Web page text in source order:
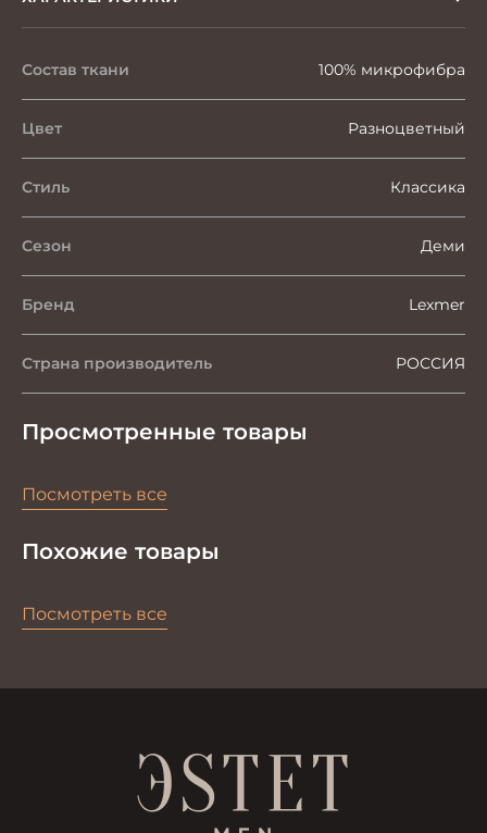
Состав ткани 100% микрофибра
Цвет Разноцветный
Стиль Классика
Сезон Деми
Бренд Lexmer
Страна производитель РОССИЯ
Просмотренные товары
Посмотреть все
Похожие товары
Посмотреть все